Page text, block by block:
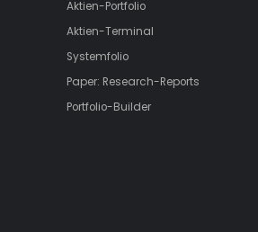
Aktien-Portfolio
Aktien-Terminal
Systemfolio
Paper: Research-Reports
Portfolio-Builder